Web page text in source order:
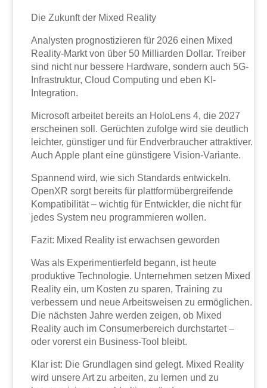
Die Zukunft der Mixed Reality
Analysten prognostizieren für 2026 einen Mixed
Reality-Markt von über 50 Milliarden Dollar. Treiber
sind nicht nur bessere Hardware, sondern auch 5G-
Infrastruktur, Cloud Computing und eben KI-
Integration.
Microsoft arbeitet bereits an HoloLens 4, die 2027
erscheinen soll. Gerüchten zufolge wird sie deutlich
leichter, günstiger und für Endverbraucher attraktiver.
Auch Apple plant eine günstigere Vision-Variante.
Spannend wird, wie sich Standards entwickeln.
OpenXR sorgt bereits für plattformübergreifende
Kompatibilität – wichtig für Entwickler, die nicht für
jedes System neu programmieren wollen.
Fazit: Mixed Reality ist erwachsen geworden
Was als Experimentierfeld begann, ist heute
produktive Technologie. Unternehmen setzen Mixed
Reality ein, um Kosten zu sparen, Training zu
verbessern und neue Arbeitsweisen zu ermöglichen.
Die nächsten Jahre werden zeigen, ob Mixed
Reality auch im Consumerbereich durchstartet –
oder vorerst ein Business-Tool bleibt.
Klar ist: Die Grundlagen sind gelegt. Mixed Reality
wird unsere Art zu arbeiten, zu lernen und zu